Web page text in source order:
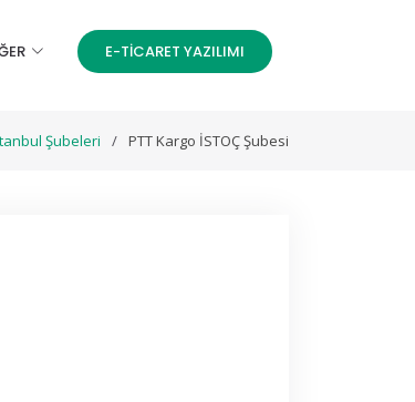
E-TICARET YAZILIMI
Şubeleri PTT Kargo İSTOÇ Şubesi